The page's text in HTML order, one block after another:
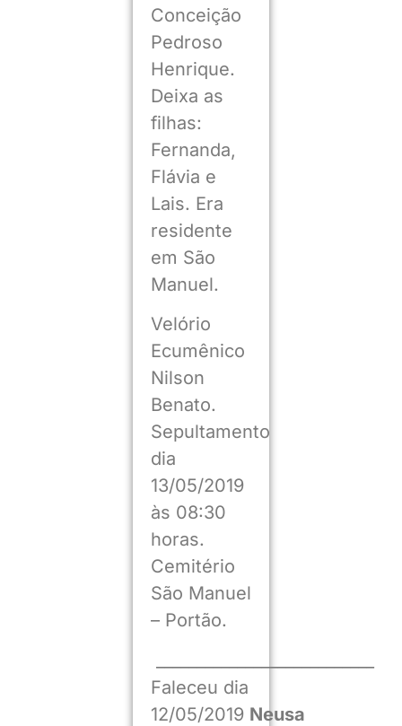
Conceição
Pedroso
Henrique.
Deixa as
filhas:
Fernanda,
Flávia e
Lais. Era
residente
em São
Manuel.
Velório
Ecumênico
Nilson
Benato.
Sepultamento
dia
13/05/2019
às 08:30
horas.
Cemitério
São Manuel
– Portão.
Faleceu dia
12/05/2019 Neusa